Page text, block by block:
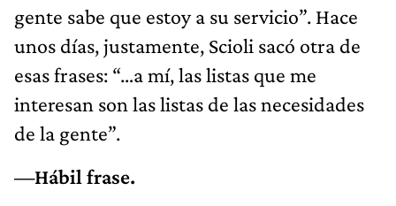
gente sabe que estoy a su servicio”. Hace
unos días, justamente, Scioli sacó otra de
esas frases: “…a mí, las listas que me
interesan son las listas de las necesidades
de la gente”.
—Hábil frase.